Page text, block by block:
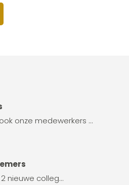
onze medewerkers ...
nieuwe colleg...